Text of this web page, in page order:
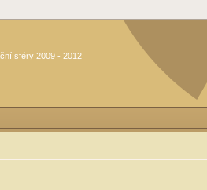
sféry 2009 - 2012